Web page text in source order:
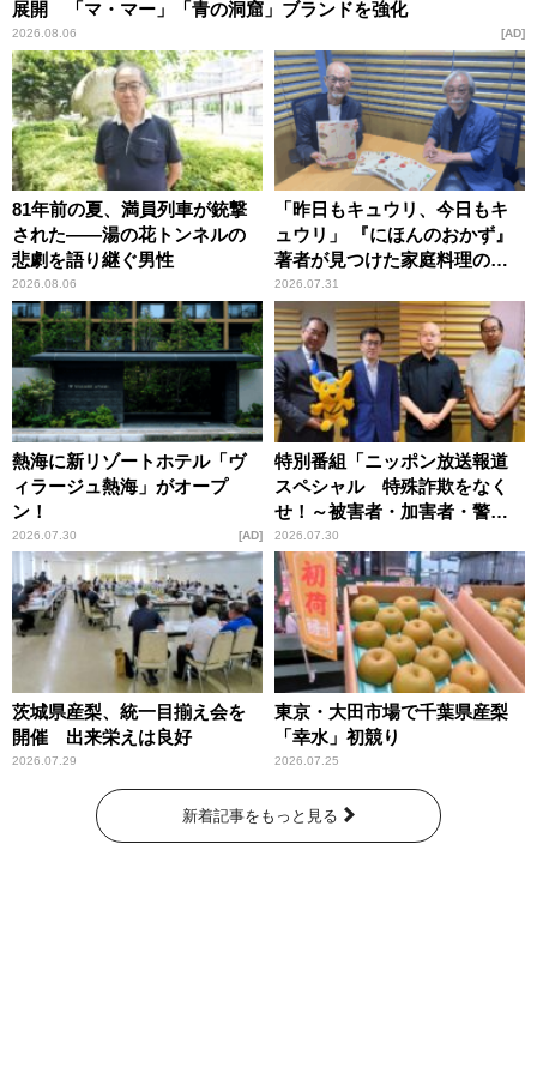
展開 「マ・マー」「青の洞窟」ブランドを強化
2026.08.06 AD
81年前の夏、満員列車が銃撃
された――湯の花トンネルの
悲劇を語り継ぐ男性
2026.08.06
「昨日もキュウリ、今日もキ
ュウリ」 『にほんのおかず』
著者が見つけた家庭料理の知
恵
2026.07.31
熱海に新リゾートホテル「ヴ
ィラージュ熱海」がオープ
ン！
2026.07.30 AD
特別番組「ニッポン放送報道
スペシャル 特殊詐欺をなく
せ！～被害者・加害者・警視
庁が語るトクリュウの実態
～」放送
2026.07.30
茨城県産梨、統一目揃え会を
開催 出来栄えは良好
2026.07.29
東京・大田市場で千葉県産梨
「幸水」初競り
2026.07.25
新着記事をもっと見る